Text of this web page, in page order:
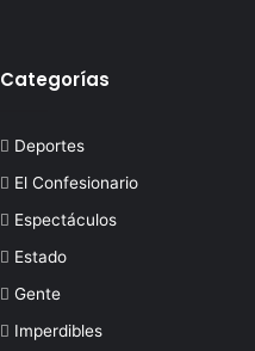
Categorías
Deportes
El Confesionario
Espectáculos
Estado
Gente
Imperdibles